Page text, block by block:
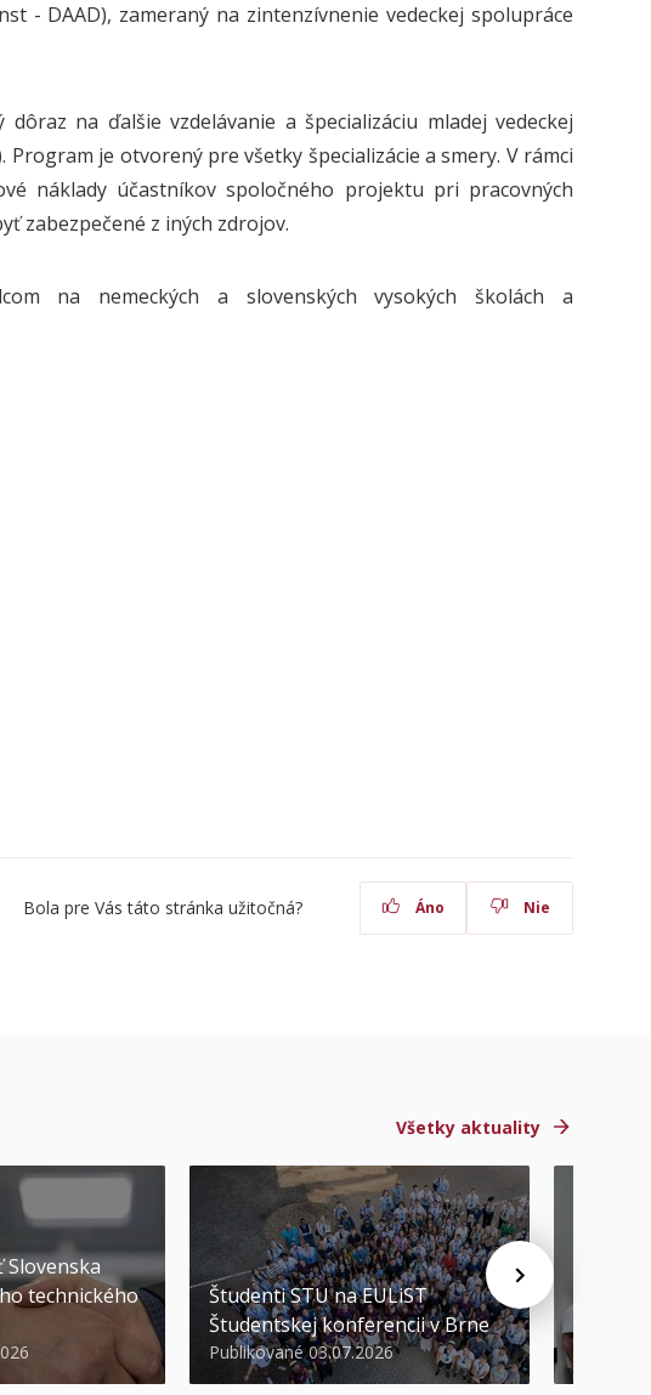
- DAAD), zameraný na zintenzívnenie vedeckej spolupráce
na ďalšie vzdelávanie a špecializáciu mladej vedeckej
je otvorený pre všetky špecializácie a smery. V rámci
náklady účastníkov spoločného projektu pri pracovných
zabezpečené z iných zdrojov.
na nemeckých a slovenských vysokých školách a
Bola pre Vás táto stránka užitočná? Áno Nie
Všetky aktuality
Slovenska
technického
Študenti STU na EULiST
Študentskej konferencii v Brne
Publikované 03.07.2026